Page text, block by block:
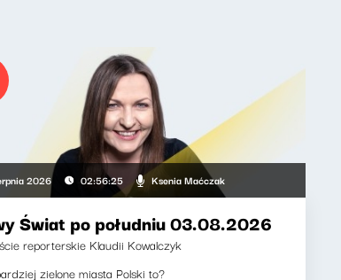
2026 02:56:25 Ksenia Maćczak
Świat po południu 03.08.2026
reporterskie Klaudii Kowalczyk
zielone miasta Polski to?